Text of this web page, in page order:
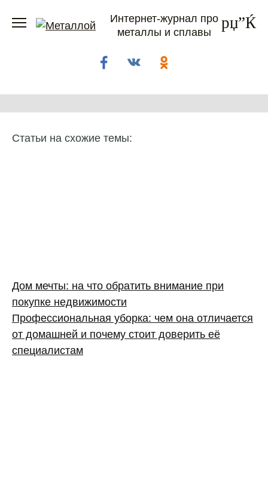
Интернет-журнал про
металлы и сплавы
Статьи на схожие темы:
Дом мечты: на что обратить внимание при
покупке недвижимости
Профессиональная уборка: чем она отличается
от домашней и почему стоит доверить её
специалистам